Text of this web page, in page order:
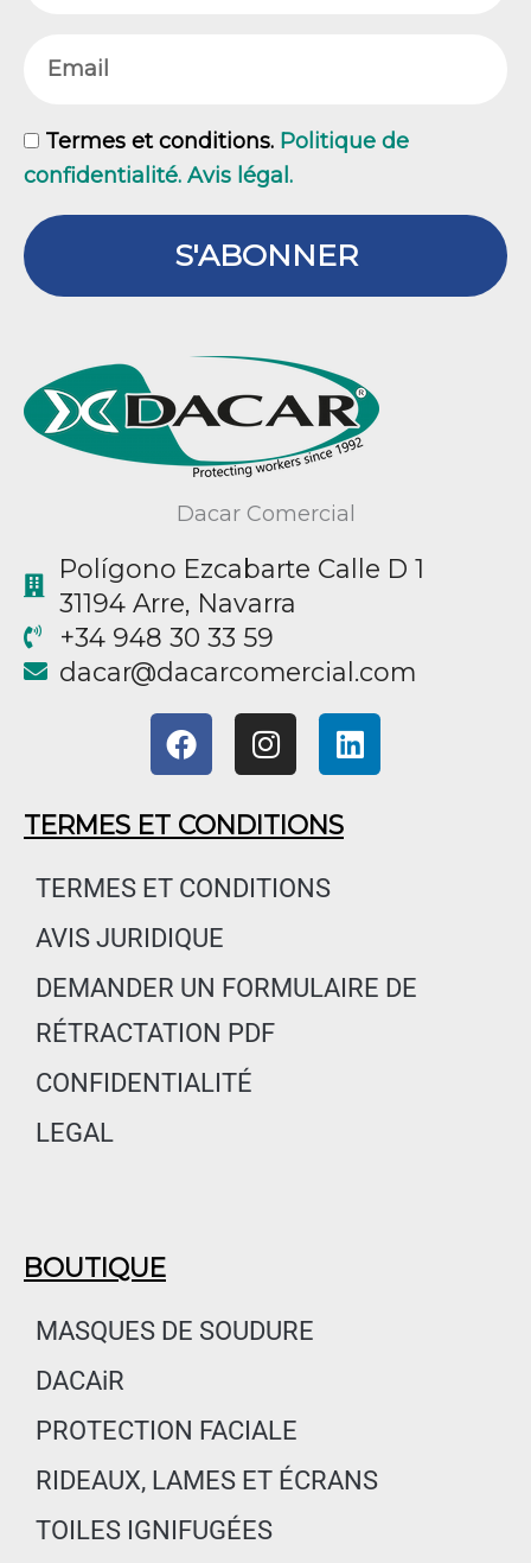
GDPR
Termes et conditions. Politique de
confidentialité. Avis légal.
S'ABONNER
Dacar Comercial
Polígono Ezcabarte Calle D 1
31194 Arre, Navarra
+34 948 30 33 59
moc.laicremocracad
@racad
F
a
e
b
o
k
I
n
t
a
g
m
L
i
TERMES ET CONDITIONS
TERMES ET CONDITIONS
AVIS JURIDIQUE
DEMANDER UN FORMULAIRE DE
RÉTRACTATION PDF
CONFIDENTIALITÉ
LEGAL
BOUTIQUE
MASQUES DE SOUDURE
DACAiR
PROTECTION FACIALE
RIDEAUX, LAMES ET ÉCRANS
TOILES IGNIFUGÉES